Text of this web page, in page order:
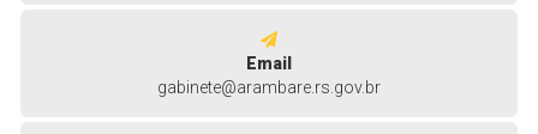
Email
gabinete@arambare.rs.gov.br